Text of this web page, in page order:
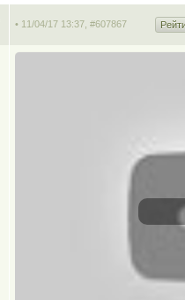
• 11/04/17 13:37, #607867